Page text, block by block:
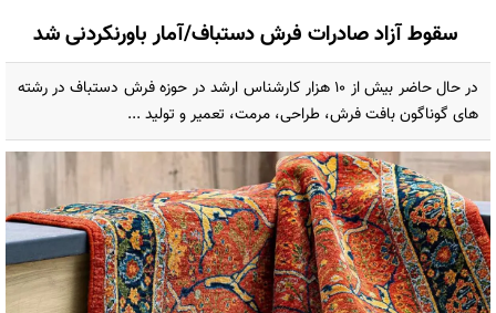
سقوط آزاد صادرات فرش دستباف/آمار باورنکردنی شد
در حال حاضر بیش از ۱۰ هزار کارشناس ارشد در حوزه فرش دستباف در رشته
های گوناگون بافت فرش، طراحی، مرمت، تعمیر و تولید ...